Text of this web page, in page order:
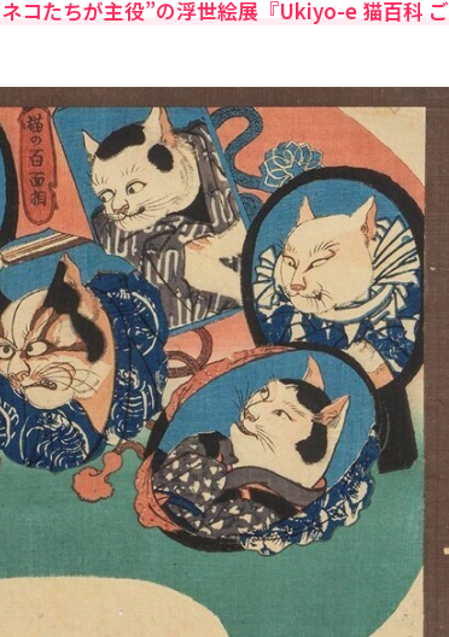
コたちが主役”の浮世絵展『Ukiyo-e 猫百科 ご